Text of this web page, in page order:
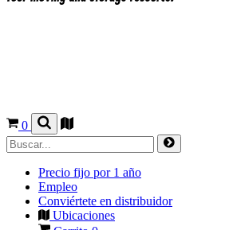
0
Precio fijo por 1 año
Empleo
Conviértete en distribuidor
Ubicaciones